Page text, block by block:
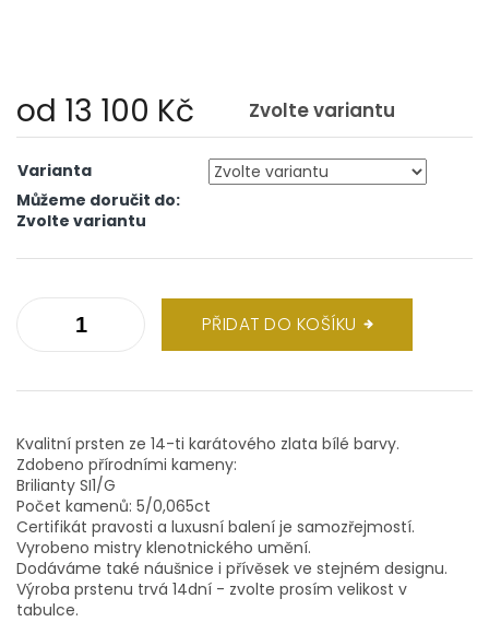
od 13 100 Kč Zvolte variantu
cena:
Varianta
Můžeme doručit do:
Zvolte variantu
PŘIDAT DO KOŠÍKU
Kvalitní prsten ze 14-ti karátového zlata bílé barvy.
Zdobeno přírodními kameny:
Brilianty SI1/G
Počet kamenů: 5/0,065ct
Certifikát pravosti a luxusní balení je samozřejmostí.
Vyrobeno mistry klenotnického umění.
Dodáváme také náušnice i přívěsek ve stejném designu.
Výroba prstenu trvá 14dní - zvolte prosím velikost v
tabulce.